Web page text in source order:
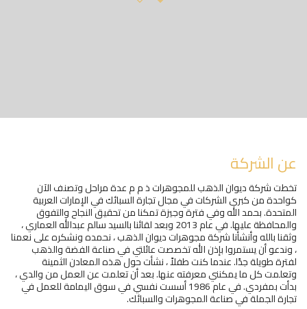
عن الشركة
تخطت شركة ديوان الذهب للمجوهرات ذ م م عدة مراحل وتصنف الآن
كواحدة من كبرى الشركات في مجال تجارة السبائك في الإمارات العربية
المتحدة. بحمد الله وفي فترة وجيزة تمكنا من تحقيق النجاح والتفوق
والمحافظة عليها. في عام 2013 وبعد لقائنا بالسيد سالم عبدالله العماري ،
وثقنا بالله وأنشأنا شركة مجوهرات ديوان الذهب ، نحمده ونشكره على نعمنا
، وندعو أن يستمروا بإذن الله تخصصت عائلتي في صناعة الفضة والذهب
لفترة طويلة جدًا. عندما كنت طفلاً ، نشأت حول هذه المعادن الثمينة
وتعلمت كل ما يمكنني معرفته عنها. بعد أن تعلمت عن العمل من والدي ،
بدأت بمفردي. في عام 1986 أسست نفسي في سوق اليمامة للعمل في
تجارة الجملة في صناعة المجوهرات والسبائك.